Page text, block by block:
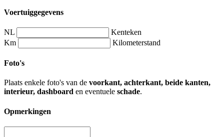
Voertuiggegevens
NL
Kenteken
Km
Kilometerstand
Foto's
Plaats enkele foto's van de voorkant, achterkant, beide kanten,
interieur, dashboard en eventuele schade.
Opmerkingen